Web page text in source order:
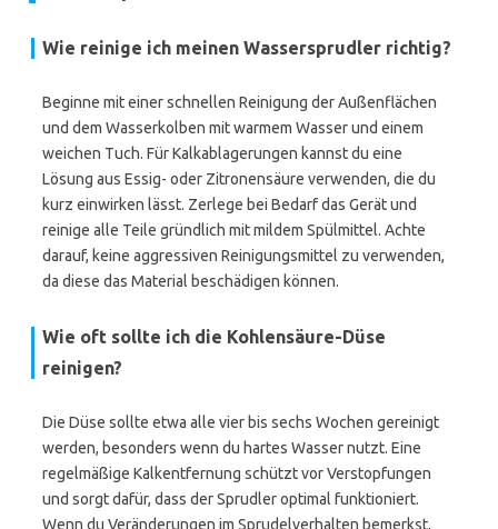
Wie reinige ich meinen Wassersprudler richtig?
Beginne mit einer schnellen Reinigung der Außenflächen
und dem Wasserkolben mit warmem Wasser und einem
weichen Tuch. Für Kalkablagerungen kannst du eine
Lösung aus Essig- oder Zitronensäure verwenden, die du
kurz einwirken lässt. Zerlege bei Bedarf das Gerät und
reinige alle Teile gründlich mit mildem Spülmittel. Achte
darauf, keine aggressiven Reinigungsmittel zu verwenden,
da diese das Material beschädigen können.
Wie oft sollte ich die Kohlensäure-Düse
reinigen?
Die Düse sollte etwa alle vier bis sechs Wochen gereinigt
werden, besonders wenn du hartes Wasser nutzt. Eine
regelmäßige Kalkentfernung schützt vor Verstopfungen
und sorgt dafür, dass der Sprudler optimal funktioniert.
Wenn du Veränderungen im Sprudelverhalten bemerkst,